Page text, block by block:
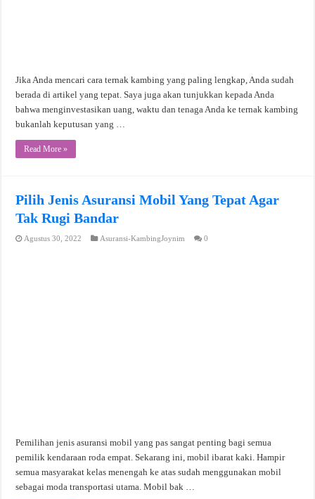
Jika Anda mencari cara ternak kambing yang paling lengkap, Anda sudah
berada di artikel yang tepat. Saya juga akan tunjukkan kepada Anda
bahwa menginvestasikan uang, waktu dan tenaga Anda ke ternak kambing
bukanlah keputusan yang …
Read More »
Pilih Jenis Asuransi Mobil Yang Tepat Agar
Tak Rugi Bandar
Agustus 30, 2022 Asuransi-KambingJoynim 0
Pemilihan jenis asuransi mobil yang pas sangat penting bagi semua
pemilik kendaraan roda empat. Sekarang ini, mobil ibarat kaki. Hampir
semua masyarakat kelas menengah ke atas sudah menggunakan mobil
sebagai moda transportasi utama. Mobil bak …